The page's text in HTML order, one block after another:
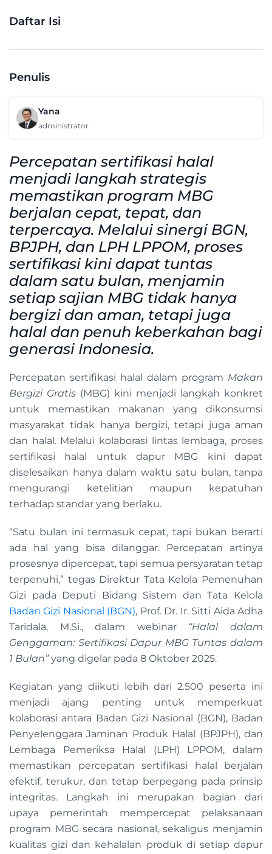
Daftar Isi
Penulis
Yana
administrator
Percepatan sertifikasi halal
menjadi langkah strategis
memastikan program MBG
berjalan cepat, tepat, dan
terpercaya. Melalui sinergi BGN,
BPJPH, dan LPH LPPOM, proses
sertifikasi kini dapat tuntas
dalam satu bulan, menjamin
setiap sajian MBG tidak hanya
bergizi dan aman, tetapi juga
halal dan penuh keberkahan bagi
generasi Indonesia.
Percepatan sertifikasi halal dalam program Makan
Bergizi Gratis (MBG) kini menjadi langkah konkret
untuk memastikan makanan yang dikonsumsi
masyarakat tidak hanya bergizi, tetapi juga aman
dan halal. Melalui kolaborasi lintas lembaga, proses
sertifikasi halal untuk dapur MBG kini dapat
diselesaikan hanya dalam waktu satu bulan, tanpa
mengurangi ketelitian maupun kepatuhan
terhadap standar yang berlaku.
“Satu bulan ini termasuk cepat, tapi bukan berarti
ada hal yang bisa dilanggar. Percepatan artinya
prosesnya dipercepat, tapi semua persyaratan tetap
terpenuhi,” tegas Direktur Tata Kelola Pemenuhan
Gizi pada Deputi Bidang Sistem dan Tata Kelola
Badan Gizi Nasional (BGN), Prof. Dr. Ir. Sitti Aida Adha
Taridala, M.Si., dalam webinar “Halal dalam
Genggaman: Sertifikasi Dapur MBG Tuntas dalam
1 Bulan”yang digelar pada 8 Oktober 2025.
Kegiatan yang diikuti lebih dari 2.500 peserta ini
menjadi ajang penting untuk memperkuat
kolaborasi antara Badan Gizi Nasional (BGN), Badan
Penyelenggara Jaminan Produk Halal (BPJPH), dan
Lembaga Pemeriksa Halal (LPH) LPPOM, dalam
memastikan percepatan sertifikasi halal berjalan
efektif, terukur, dan tetap berpegang pada prinsip
integritas. Langkah ini merupakan bagian dari
upaya pemerintah mempercepat pelaksanaan
program MBG secara nasional, sekaligus menjamin
kualitas gizi dan kehalalan produk di setiap dapur